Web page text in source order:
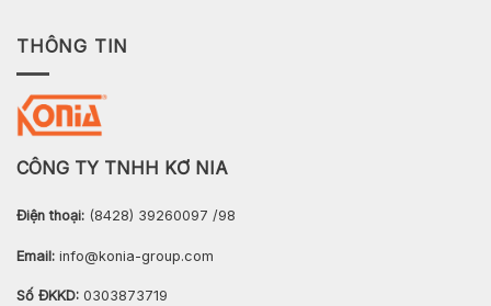
THÔNG TIN
CÔNG TY TNHH KƠ NIA
Điện thoại: (8428) 39260097 /98
Email: info@konia-group.com
Số ĐKKD: 0303873719